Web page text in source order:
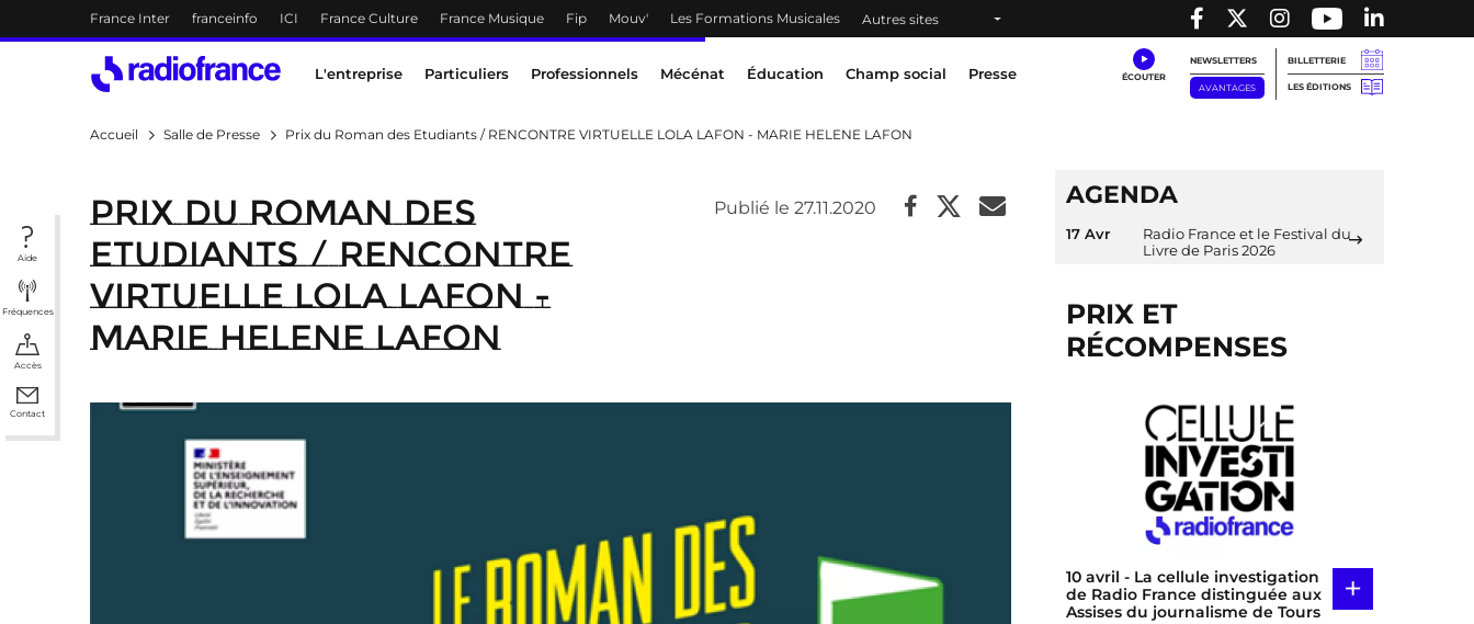
Accès direct :
Menu principal
France Inter franceinfo ICI France Culture France Musique Fip Mouv' Les Formations Musicales Autres sites
Menu principal
L'entreprise Particuliers Professionnels Mécénat Éducation Champ social Presse
NEWSLETTERS
AVANTAGES
BILLETTERIE
LES ÉDITIONS
Aide
Fréquences
Accès
Contact
Accueil Salle de Presse Prix du Roman des Etudiants / RENCONTRE VIRTUELLE LOLA LAFON - MARIE HELENE LAFON
Prix du Roman des
Etudiants / RENCONTRE
VIRTUELLE LOLA LAFON -
MARIE HELENE LAFON
Publié le 27.11.2020 AGENDA
17 Avr
Radio France et le Festival du
Livre de Paris 2026
PRIX ET
RÉCOMPENSES
10 avril - La cellule investigation
de Radio France distinguée aux
Assises du journalisme de Tours
+